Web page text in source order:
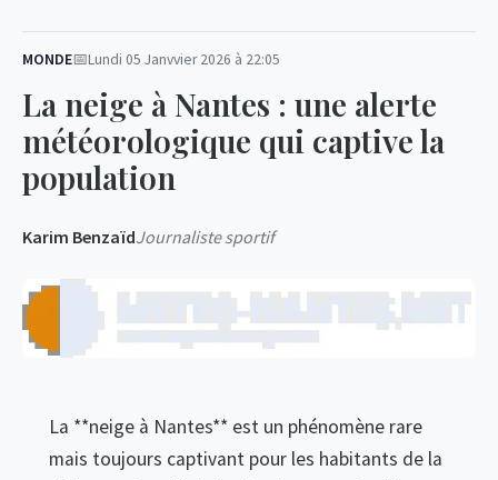
MONDE Lundi 05 Janvvier 2026 à 22:05
La neige à Nantes : une alerte
météorologique qui captive la
population
Karim BenzaïdJournaliste sportif
La **neige à Nantes** est un phénomène rare
mais toujours captivant pour les habitants de la